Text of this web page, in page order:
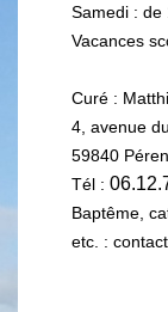
Samedi : de
Vacances
Curé :
4, avenue
59840
Tél :
Baptême,
etc. :